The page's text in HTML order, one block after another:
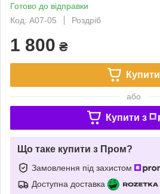
Готово до відправки
Код: A07-05
Роздріб
1 800 ₴
Купити
або
Купити з
Що таке купити з Пром?
Замовлення під захистом
Доступна доставка